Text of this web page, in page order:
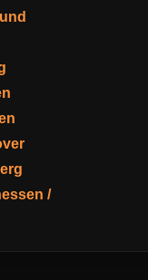
/